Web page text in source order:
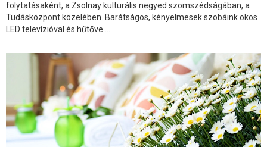
folytatásaként, a Zsolnay kulturális negyed szomszédságában, a
Tudásközpont közelében. Barátságos, kényelmesek szobáink okos
LED televízióval és hűtőve ...